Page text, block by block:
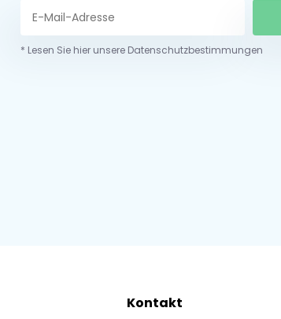
* Lesen Sie hier unsere Datenschutzbestimmungen
Kontakt